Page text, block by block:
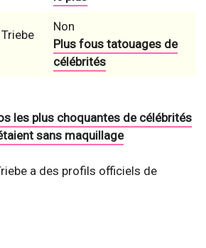
Non
Plus fous tatouages de
célébrités
les plus choquantes de célébrités
sans maquillage
a des profils officiels de